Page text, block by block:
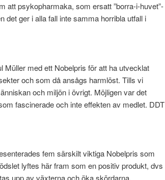
att psykopharmaka, som ersatt ”borra-i-huvet”-
det ger i alla fall inte samma horribla utfall i
Müller med ett Nobelpris för att ha utvecklat
och som då ansågs harmlöst. Tills vi
och miljön i övrigt. Möjligen var det
fascinerade och inte effekten av medlet. DDT
fem särskilt viktiga Nobelpris som
lyftes här fram som en positiv produkt, dvs
upp av växterna och öka skördarna.